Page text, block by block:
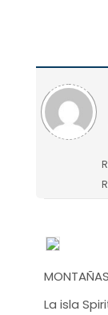
La isla